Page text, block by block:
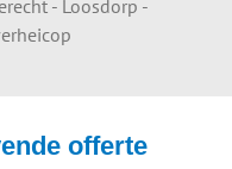
- Loosdorp -
offerte